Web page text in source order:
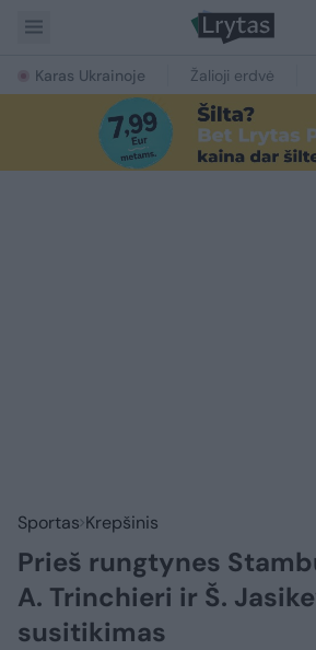
Karas Ukrainoje Žalioji erdvė
Sportas Krepšinis
Prieš rungtynes
A. Trinchieri ir Š.
susitikimas